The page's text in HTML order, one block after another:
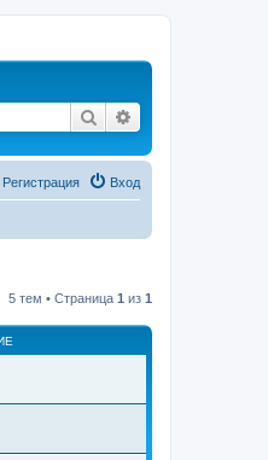
Поиск
Вход
Регистрация
5 тем • Страница 1 из 1